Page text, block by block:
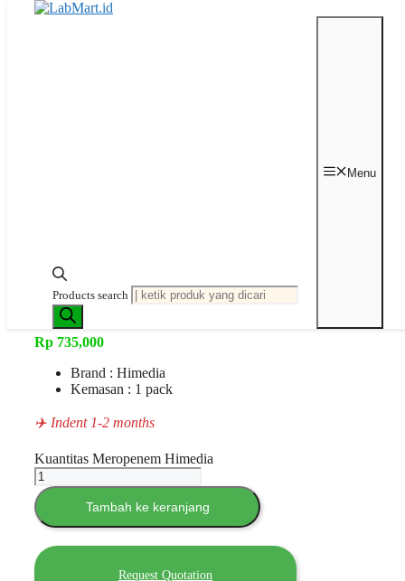
Langsung ke isi
Products search
Menu
Meropenem
Himedia
Rp 735,000
Brand : Himedia
Kemasan : 1 pack
✈️ Indent 1-2 months
Kuantitas Meropenem Himedia
Tambah ke keranjang
Request Quotation